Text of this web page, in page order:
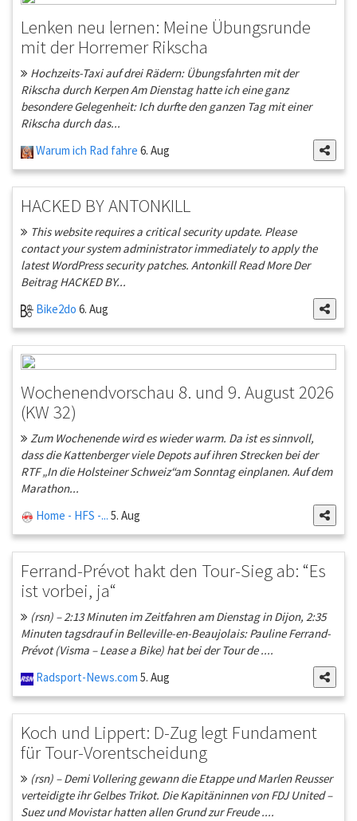
Lenken neu lernen: Meine Übungsrunde
mit der Horremer Rikscha
Hochzeits-Taxi auf drei Rädern: Übungsfahrten mit der
Rikscha durch Kerpen Am Dienstag hatte ich eine ganz
besondere Gelegenheit: Ich durfte den ganzen Tag mit einer
Rikscha durch das...
Warum ich Rad fahre 6. Aug
HACKED BY ANTONKILL
This website requires a critical security update. Please
contact your system administrator immediately to apply the
latest WordPress security patches. Antonkill Read More Der
Beitrag HACKED BY...
Bike2do 6. Aug
Wochenendvorschau 8. und 9. August 2026
(KW 32)
Zum Wochenende wird es wieder warm. Da ist es sinnvoll,
dass die Kattenberger viele Depots auf ihren Strecken bei der
RTF „In die Holsteiner Schweiz“am Sonntag einplanen. Auf dem
Marathon...
Home - HFS -... 5. Aug
Ferrand-Prévot hakt den Tour-Sieg ab: “Es
ist vorbei, ja“
(rsn) – 2:13 Minuten im Zeitfahren am Dienstag in Dijon, 2:35
Minuten tagsdrauf in Belleville-en-Beaujolais: Pauline Ferrand-
Prévot (Visma – Lease a Bike) hat bei der Tour de ....
Radsport-News.com 5. Aug
Koch und Lippert: D-Zug legt Fundament
für Tour-Vorentscheidung
(rsn) – Demi Vollering gewann die Etappe und Marlen Reusser
verteidigte ihr Gelbes Trikot. Die Kapitäninnen von FDJ United –
Suez und Movistar hatten allen Grund zur Freude ....